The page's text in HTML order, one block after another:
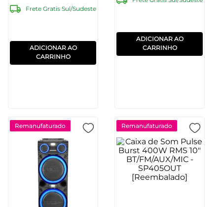
Frete Gratis Sul/Sudeste
ADICIONAR AO
CARRINHO
ADICIONAR AO
CARRINHO
Remanufaturado Remanufaturado